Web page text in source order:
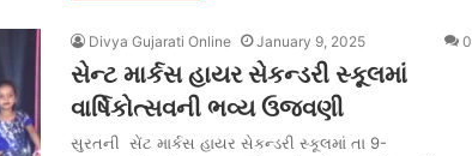
Divya Gujarati Online January 9, 2025 0
સેન્ટ માર્કસ હાયર સેકન્ડરી સ્કૂલમાં
વાર્ષિકોત્સવની ભવ્ય ઉજવણી
સુરતની સેંટ માર્કસ હાયર સેકન્ડરી સ્કૂલમાં તા 9-